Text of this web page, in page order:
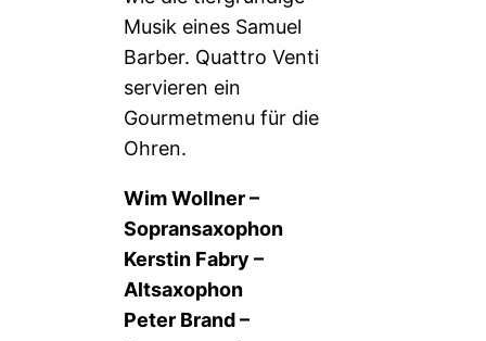
Musik eines Samuel
Barber. Quattro Venti
servieren ein
Gourmetmenu für die
Ohren.
Wim Wollner –
Sopransaxophon
Kerstin Fabry –
Altsaxophon
Peter Brand –